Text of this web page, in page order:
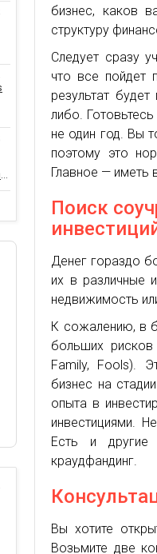
бизнес, каков
структуру
Следует сразу
что все пойдет
результат
либо.
не один год. Вы
поэтому это
Главное — иметь
Поиск
Денег гораздо
их в различные
недвижимость
К сожалению, в
больших рисков
Family, Fools).
бизнес на
опыта в
инвестициями.
Есть и другие
краудфандинг.
Вы хотите
Возьмите две